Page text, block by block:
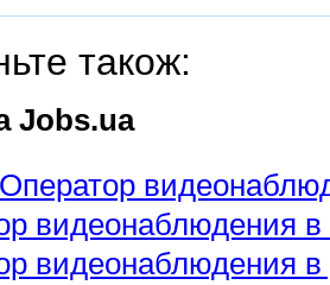
також:
Jobs.ua
видеонаблюдения в
видеонаблюдения в